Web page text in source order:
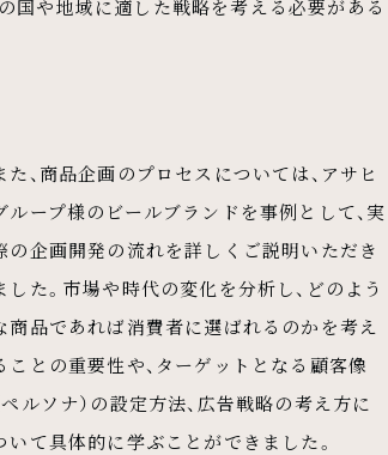
国や地域に適した戦略を考える必要がある
た、商品企画のプロセスについては、アサヒ
ループ様のビールブランドを事例として、実
の企画開発の流れを詳しくご説明いただき
した。市場や時代の変化を分析し、どのよう
商品であれば消費者に選ばれるのかを考え
ことの重要性や、ターゲットとなる顧客像
ペルソナ）の設定方法、広告戦略の考え方に
いて具体的に学ぶことができました。